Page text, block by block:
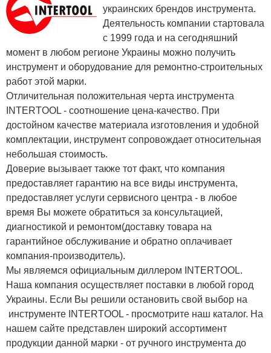
украинских брендов инструмента.
Деятельность компании стартовала
с 1999 года и на сегодняшний
момент в любом регионе Украины можно получить
инструмент и оборудование для ремонтно-строительных
работ этой марки.
Отличительная положительная черта инструмента
INTERTOOL - соотношение цена-качество. При
достойном качестве материала изготовления и удобной
комплектации, инструмент сопровождает относительная
небольшая стоимость.
Доверие вызывает также тот факт, что компания
предоставляет гарантию на все виды инструмента,
предоставляет услуги сервисного центра - в любое
время Вы можете обратиться за консультацией,
диагностикой и ремонтом(доставку товара на
гарантийное обслуживание и обратно оплачивает
компания-производитель).
Мы являемся официальным диллером INTERTOOL.
Наша компания осуществляет поставки в любой город
Украины. Если Вы решили остановить свой выбор на
инструменте INTERTOOL - просмотрите наш каталог. На
нашем сайте представлен широкий ассортимент
продукции данной марки - от ручного инструмента до